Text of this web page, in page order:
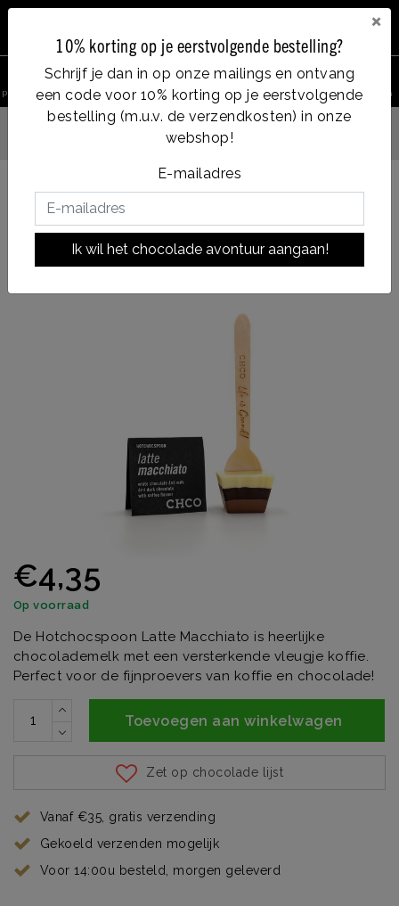
×
10% korting op je eerstvolgende bestelling?
Schrijf je dan in op onze mailings en ontvang
een code voor 10% korting op je eerstvolgende
bestelling (m.u.v. de verzendkosten) in onze
webshop!
E-mailadres
Ik wil het chocolade avontuur aangaan!
Vanaf €35, gratis verzending
Terug naar HOME|latte macchiato
latte macchiato
€4,35
Op voorraad
De Hotchocspoon Latte Macchiato is heerlijke
chocolademelk met een versterkende vleugje koffie.
Perfect voor de fijnproevers van koffie en chocolade!
Toevoegen aan winkelwagen
Zet op chocolade lijst
Vanaf €35, gratis verzending
Gekoeld verzenden mogelijk
Voor 14:00u besteld, morgen geleverd
product zoeken Account Menu Verlanglijst Winkelwagen